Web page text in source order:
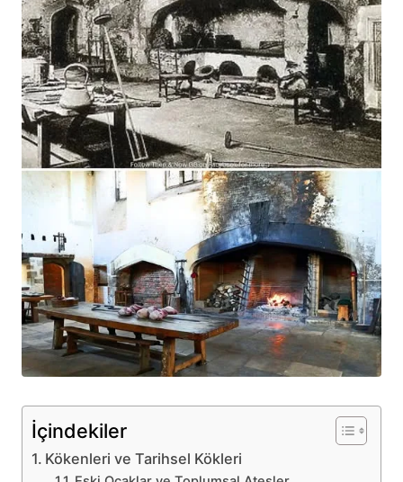
İçindekiler
Kökenleri ve Tarihsel Kökleri